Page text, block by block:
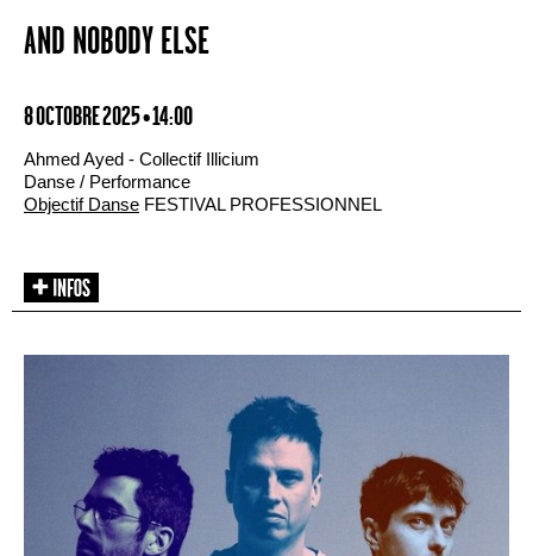
AND NOBODY ELSE
8 OCTOBRE 2025 • 14:00
Ahmed Ayed - Collectif Illicium
Danse / Performance
Objectif Danse FESTIVAL PROFESSIONNEL